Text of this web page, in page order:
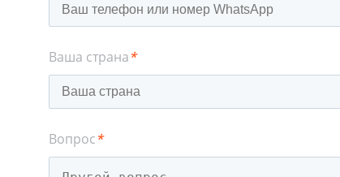
Ваша страна*
Вопрос*